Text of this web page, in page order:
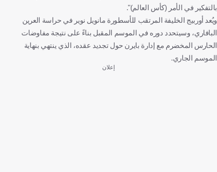
بالتفكير في الأمر (كأس العالم)".
ويُعد أوربيج الخليفة المرتقب للأسطورة مانويل نوير في حراسة العرين
البافاري، وسيتحدد دوره في الموسم المقبل بناءً على نتيجة مفاوضات
الحارس المخضرم مع إدارة بايرن حول تجديد عقده، الذي ينتهي بنهاية
الموسم الجاري.
إعلان